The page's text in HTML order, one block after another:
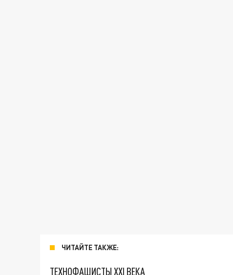
ЧИТАЙТЕ ТАКЖЕ:
ТЕХНОФАШИСТЫ XXI ВЕКА